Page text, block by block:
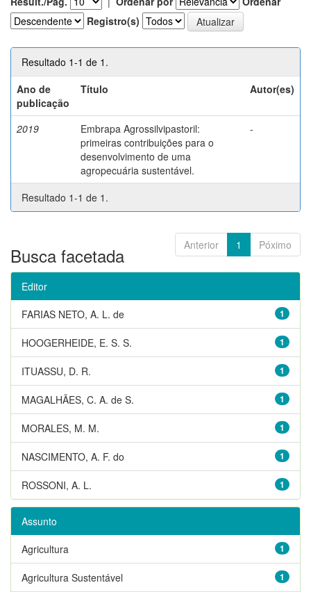
Registro(s)
Resultado 1-1 de 1.
Ano de
publicação
Título Autor(es)
2019
Embrapa Agrossilvipastoril:
primeiras contribuições para o
desenvolvimento de uma
agropecuária sustentável.
-
Resultado 1-1 de 1.
Anterior 1 Póximo
Busca facetada
Editor
1
FARIAS NETO, A. L. de
1
HOOGERHEIDE, E. S. S.
1
ITUASSU, D. R.
1
MAGALHÃES, C. A. de S.
1
MORALES, M. M.
1
NASCIMENTO, A. F. do
1
ROSSONI, A. L.
Assunto
1
Agricultura
1
Agricultura Sustentável